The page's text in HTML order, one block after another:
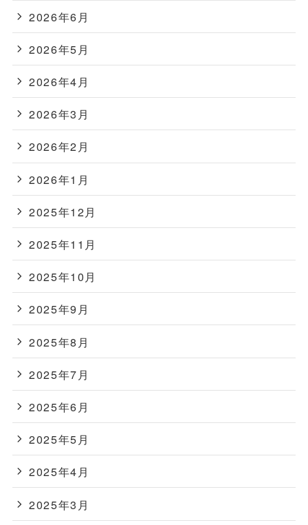
2026年6月
2026年5月
2026年4月
2026年3月
2026年2月
2026年1月
2025年12月
2025年11月
2025年10月
2025年9月
2025年8月
2025年7月
2025年6月
2025年5月
2025年4月
2025年3月